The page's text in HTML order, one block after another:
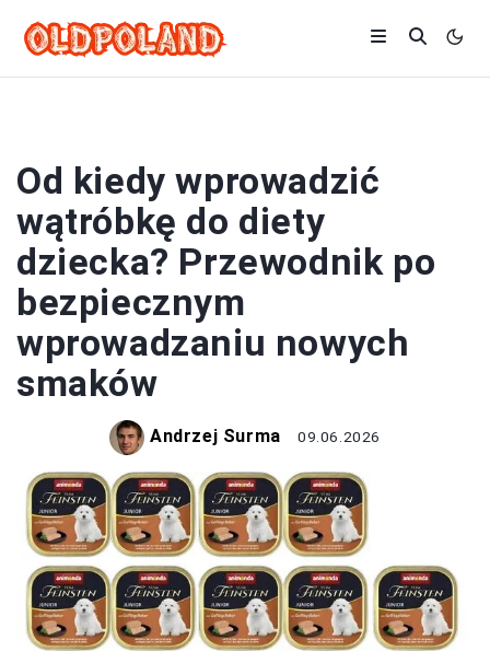
Od kiedy wprowadzić
wątróbkę do diety
dziecka? Przewodnik po
bezpiecznym
wprowadzaniu nowych
smaków
Andrzej Surma 09.06.2026